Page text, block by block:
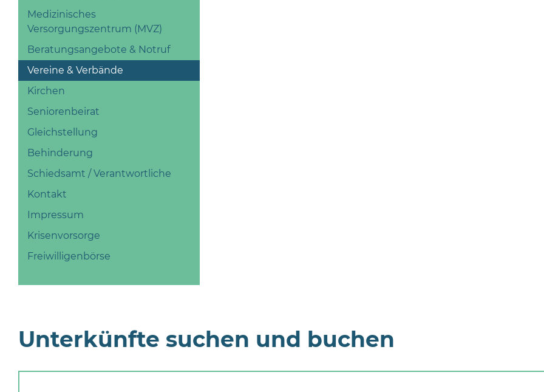
Medizinisches
Versorgungszentrum (MVZ)
Beratungsangebote & Notruf
Vereine & Verbände
Kirchen
Seniorenbeirat
Gleichstellung
Behinderung
Schiedsamt / Verantwortliche
Kontakt
Impressum
Krisenvorsorge
Freiwilligenbörse
Unterkünfte suchen und buchen